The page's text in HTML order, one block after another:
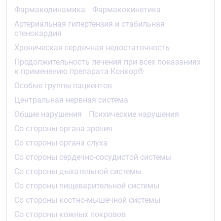
Во время фазы титрования или после неё могут
артериальная гипотензия или брадикардия. В этом
случае рекомендуется, прежде всего, провести
коррекцию доз препаратов сопутствующей
терапии. Также может потребоваться временное
снижение дозы препарата Конкор®или его отмена.
После стабилизации состояния пациента следует
провести повторное титрование дозы, либо
продолжить лечение.
Продолжительность лечения при всех
показаниях к применению препарата
Конкор®
Лечение препаратом Конкор®обычно является
долговременной терапией.
Особые группы пациентов
Нарушение функции почек или печени:
При нарушении функции печени или почек
Фармакодинамика
Фармакокинетика
Артериальная гипертензия и стабильная
стенокардия
Хроническая сердечная недостаточность
Продолжительность лечения при всех показаниях
к применению препарата Конкор®
Особые группы пациентов
Центральная нервная система
Общие нарушения
Психические нарушения
Со стороны органа зрения
Со стороны органа слуха
Со стороны сердечно-сосудистой системы
Со стороны дыхательной системы
Со стороны пищеварительной системы
Со стороны костно-мышечной системы
Со стороны кожных покровов